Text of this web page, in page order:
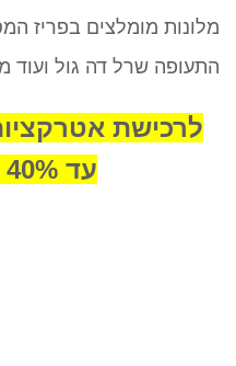
מלונות מומלצים בפריז
התעופה שרל דה גול ועוד
לרכישת
עד 40% לחצו כאן: